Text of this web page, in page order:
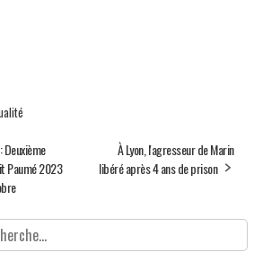
Deuxième
Paumé 2023
À Lyon, l'agresseur de Marin
libéré après 4 ans de prison